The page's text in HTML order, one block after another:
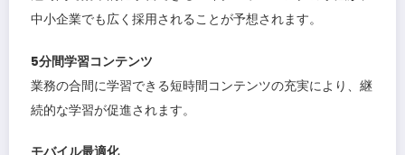
中小企業でも広く採用されることが予想されます。
5分間学習コンテンツ
業務の合間に学習できる短時間コンテンツの充実により、継
続的な学習が促進されます。